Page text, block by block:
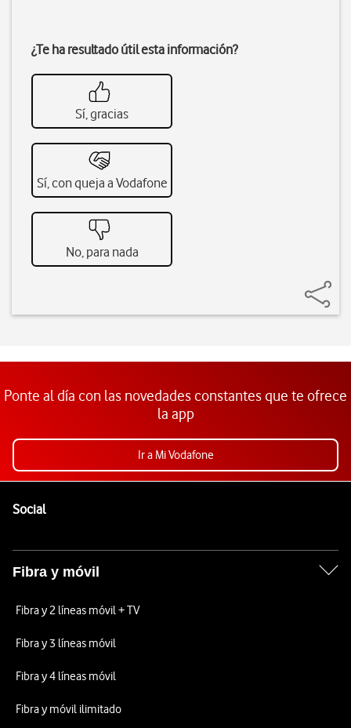
¿Te ha resultado útil esta información?
Sí, gracias
Sí, con queja a Vodafone
No, para nada
Ponte al día con las novedades constantes que te ofrece
la app
Ir a Mi Vodafone
SocialEnlaces a las redes sociales de Vodafone
Fibra y móvil
Fibra y 2 líneas móvil + TV
Fibra y 3 líneas móvil
Fibra y 4 líneas móvil
Fibra y móvil ilimitado